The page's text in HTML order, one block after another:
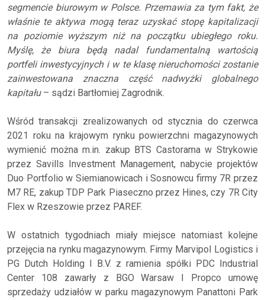
segmencie biurowym w Polsce. Przemawia za tym fakt, że
właśnie te aktywa mogą teraz uzyskać stopę kapitalizacji
na poziomie wyższym niż na początku ubiegłego roku.
Myślę, że biura będą nadal fundamentalną wartością
portfeli inwestycyjnych i w te klasę nieruchomości zostanie
zainwestowana znaczna część nadwyżki globalnego
kapitału– sądzi Bartłomiej Zagrodnik.
Wśród transakcji zrealizowanych od stycznia do czerwca
2021 roku na krajowym rynku powierzchni magazynowych
wymienić można m.in. zakup BTS Castorama w Strykowie
przez Savills Investment Management, nabycie projektów
Duo Portfolio w Siemianowicach i Sosnowcu firmy 7R przez
M7 RE, zakup TDP Park Piaseczno przez Hines, czy 7R City
Flex w Rzeszowie przez PAREF.
W ostatnich tygodniach miały miejsce natomiast kolejne
przejęcia na rynku magazynowym. Firmy Marvipol Logistics i
PG Dutch Holding I B.V. z ramienia spółki PDC Industrial
Center 108 zawarły z BGO Warsaw I Propco umowę
sprzedaży udziałów w parku magazynowym Panattoni Park